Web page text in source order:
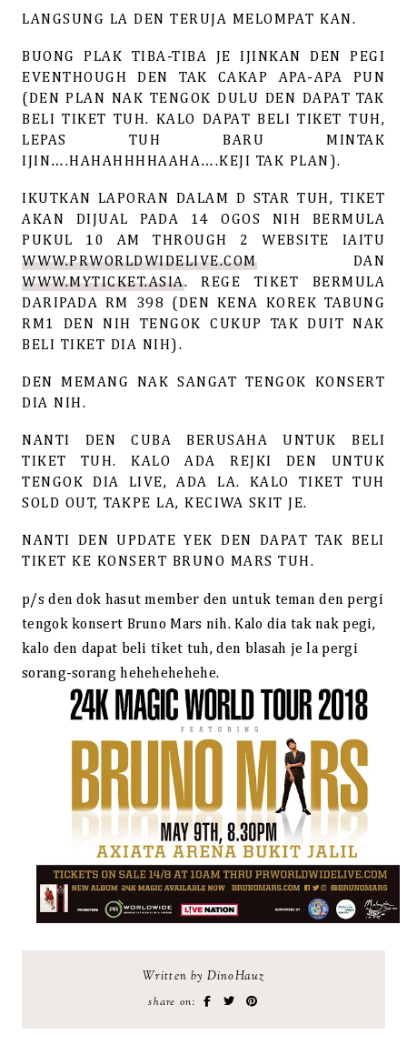
LANGSUNG LA DEN TERUJA MELOMPAT KAN.
BUONG PLAK TIBA-TIBA JE IJINKAN DEN PEGI
EVENTHOUGH DEN TAK CAKAP APA-APA PUN
(DEN PLAN NAK TENGOK DULU DEN DAPAT TAK
BELI TIKET TUH. KALO DAPAT BELI TIKET TUH,
LEPAS TUH BARU MINTAK
IJIN….HAHAHHHHAAHA….KEJI TAK PLAN).
IKUTKAN LAPORAN DALAM D STAR TUH, TIKET
AKAN DIJUAL PADA 14 OGOS NIH BERMULA
PUKUL 10 AM THROUGH 2 WEBSITE IAITU
WWW.PRWORLDWIDELIVE.COMDAN
WWW.MYTICKET.ASIA. REGE TIKET BERMULA
DARIPADA RM 398 (DEN KENA KOREK TABUNG
RM1 DEN NIH TENGOK CUKUP TAK DUIT NAK
BELI TIKET DIA NIH).
DEN MEMANG NAK SANGAT TENGOK KONSERT
DIA NIH.
NANTI DEN CUBA BERUSAHA UNTUK BELI
TIKET TUH. KALO ADA REJKI DEN UNTUK
TENGOK DIA LIVE, ADA LA. KALO TIKET TUH
SOLD OUT, TAKPE LA, KECIWA SKIT JE.
NANTI DEN UPDATE YEK DEN DAPAT TAK BELI
TIKET KE KONSERT BRUNO MARS TUH.
p/s den dok hasut member den untuk teman den pergi
tengok konsert Bruno Mars nih. Kalo dia tak nak pegi,
kalo den dapat beli tiket tuh, den blasah je la pergi
sorang-sorang hehehehehehe.
Written by DinoHauz
share on: